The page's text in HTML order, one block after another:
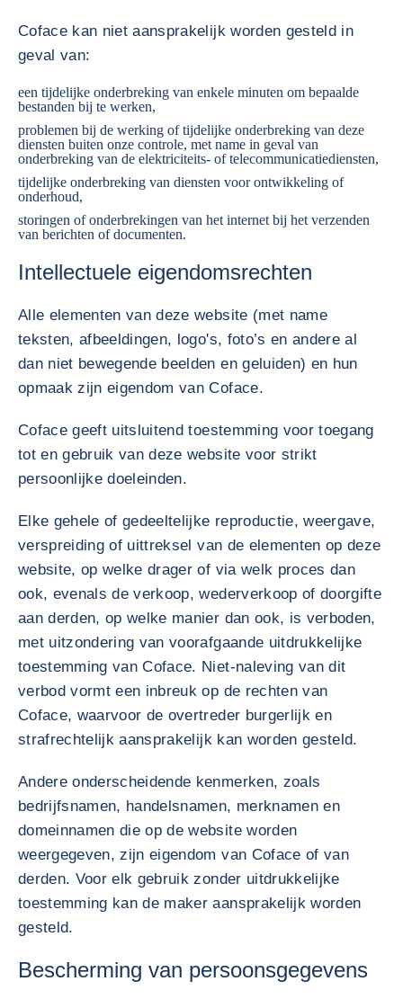
Coface kan niet aansprakelijk worden gesteld in
geval van:
een tijdelijke onderbreking van enkele minuten om bepaalde
bestanden bij te werken,
problemen bij de werking of tijdelijke onderbreking van deze
diensten buiten onze controle, met name in geval van
onderbreking van de elektriciteits- of telecommunicatiediensten,
tijdelijke onderbreking van diensten voor ontwikkeling of
onderhoud,
storingen of onderbrekingen van het internet bij het verzenden
van berichten of documenten.
Intellectuele eigendomsrechten
Alle elementen van deze website (met name
teksten, afbeeldingen, logo's, foto’s en andere al
dan niet bewegende beelden en geluiden) en hun
opmaak zijn eigendom van Coface.
Coface geeft uitsluitend toestemming voor toegang
tot en gebruik van deze website voor strikt
persoonlijke doeleinden.
Elke gehele of gedeeltelijke reproductie, weergave,
verspreiding of uittreksel van de elementen op deze
website, op welke drager of via welk proces dan
ook, evenals de verkoop, wederverkoop of doorgifte
aan derden, op welke manier dan ook, is verboden,
met uitzondering van voorafgaande uitdrukkelijke
toestemming van Coface. Niet-naleving van dit
verbod vormt een inbreuk op de rechten van
Coface, waarvoor de overtreder burgerlijk en
strafrechtelijk aansprakelijk kan worden gesteld.
Andere onderscheidende kenmerken, zoals
bedrijfsnamen, handelsnamen, merknamen en
domeinnamen die op de website worden
weergegeven, zijn eigendom van Coface of van
derden. Voor elk gebruik zonder uitdrukkelijke
toestemming kan de maker aansprakelijk worden
gesteld.
Bescherming van persoonsgegevens